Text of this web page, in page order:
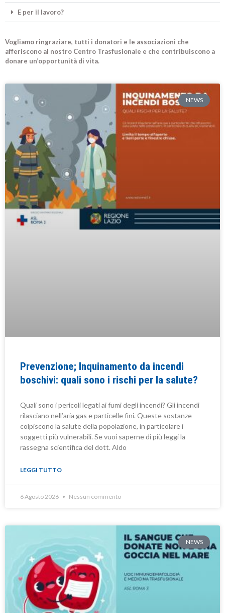
E per il lavoro?
Vogliamo ringraziare, tutti i donatori e le associazioni che
afferiscono al nostro Centro Trasfusionale e che contribuiscono a
donare un’opportunità di vita.
NEWS
Prevenzione; Inquinamento da incendi
boschivi: quali sono i rischi per la salute?
Quali sono i pericoli legati ai fumi degli incendi? Gli incendi
rilasciano nell’aria gas e particelle fini. Queste sostanze
colpiscono la salute della popolazione, in particolare i
soggetti più vulnerabili. Se vuoi saperne di più leggi la
rassegna scientifica del dott. Aldo
LEGGI TUTTO
6 Agosto 2026 Nessun commento
NEWS